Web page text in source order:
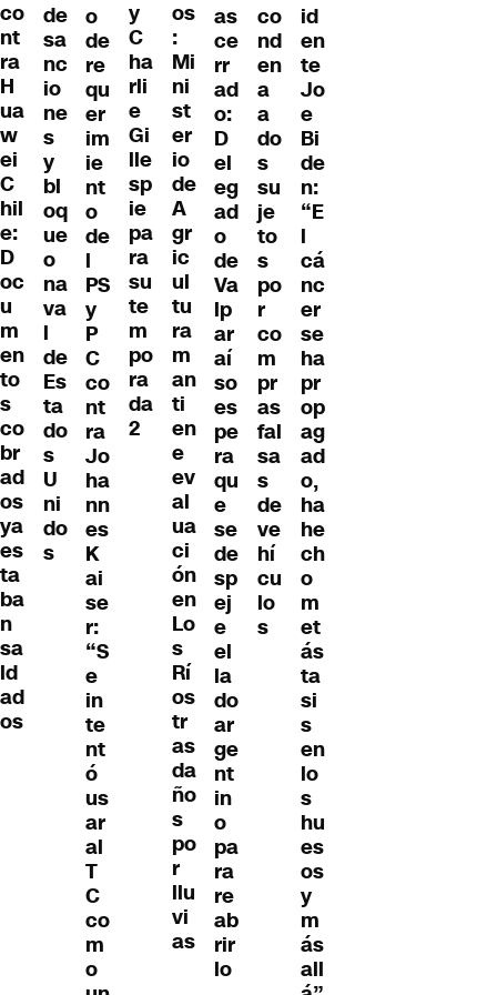
co
nt
ra
H
ua
w
ei
C
hil
e:
D
oc
u
m
en
to
s
co
br
ad
os
ya
es
ta
ba
n
sa
ld
ad
os
de
sa
nc
io
ne
s
y
bl
oq
ue
o
na
va
l
de
Es
ta
do
s
U
ni
do
s
o
de
re
qu
er
im
ie
nt
o
de
l
PS
y
P
C
co
nt
ra
Jo
ha
nn
es
K
ai
se
r:
“S
e
in
te
nt
ó
us
ar
al
T
C
co
m
o
y
C
ha
rli
e
Gi
lle
sp
ie
pa
ra
su
te
m
po
ra
da
2
os
:
Mi
ni
st
er
io
de
A
gr
ic
ul
tu
ra
m
an
ti
en
e
ev
al
ua
ci
ón
en
Lo
s
Rí
os
tr
as
da
ño
s
po
r
llu
vi
as
as
ce
rr
ad
o:
D
el
eg
ad
o
de
Va
lp
ar
aí
so
es
pe
ra
qu
e
se
de
sp
ej
e
el
la
do
ar
ge
nt
in
o
pa
ra
re
ab
rir
lo
co
nd
en
a
a
do
s
su
je
to
s
po
r
co
m
pr
as
fal
sa
s
de
ve
hí
cu
lo
s
id
en
te
Jo
e
Bi
de
n:
“E
l
cá
nc
er
se
ha
pr
op
ag
ad
o,
ha
he
ch
o
m
et
ás
ta
si
s
en
lo
s
hu
es
os
y
m
ás
all